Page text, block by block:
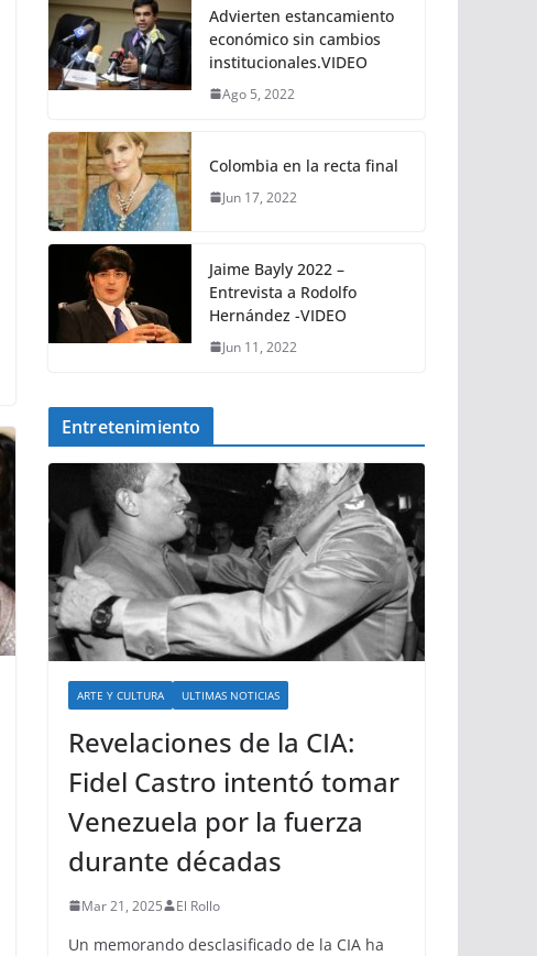
Advierten estancamiento
económico sin cambios
institucionales.VIDEO
Ago 5, 2022
Colombia en la recta final
Jun 17, 2022
Jaime Bayly 2022 –
Entrevista a Rodolfo
Hernández -VIDEO
Jun 11, 2022
Entretenimiento
ARTE Y CULTURA ULTIMAS NOTICIAS
Revelaciones de la CIA:
Fidel Castro intentó tomar
Venezuela por la fuerza
durante décadas
Mar 21, 2025 El Rollo
Un memorando desclasificado de la CIA ha